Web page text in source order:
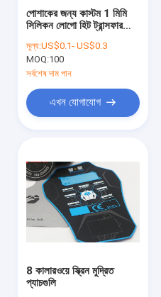
পোশাকের জন্য কাস্টম 1 মিমি
সিলিকন লোগো হিট ট্রান্সফার
মূল্য:US$0.1- US$0.3
MOQ:100
সর্বশেষ দাম পান
এখন যোগাযোগ
8 কালারওয়ে স্ক্রিন মুদ্রিত
প্যাচগুলি